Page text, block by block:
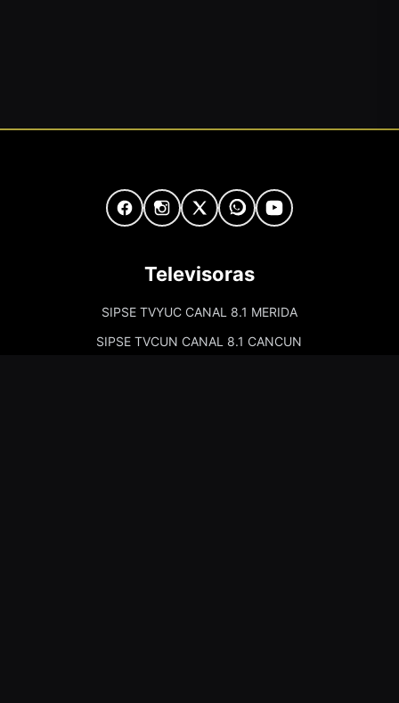
Televisoras
SIPSE TVYUC CANAL 8.1 MERIDA
SIPSE TVCUN CANAL 8.1 CANCUN